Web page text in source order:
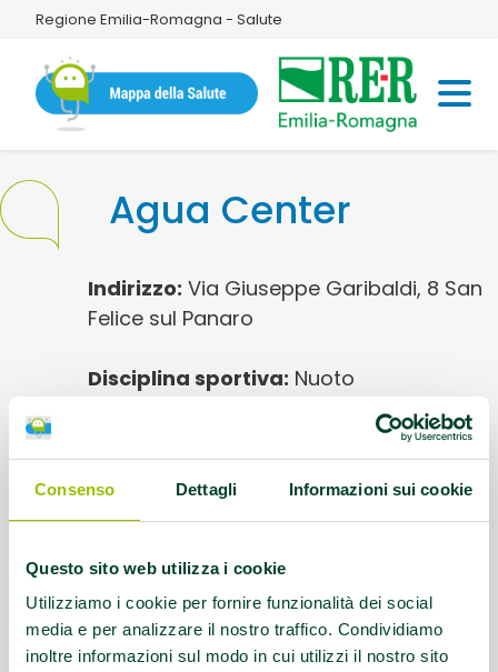
Consenso Dettagli Informazioni sui cookie
Questo sito web utilizza i cookie
Utilizziamo i cookie per fornire funzionalità dei social
media e per analizzare il nostro traffico. Condividiamo
inoltre informazioni sul modo in cui utilizzi il nostro sito
Regione Emilia-Romagna - Salute
Agua Center
Indirizzo: Via Giuseppe Garibaldi, 8 San
Felice sul Panaro
Disciplina sportiva: Nuoto
053584463 3400625027
info.agua@wesportmo.it
agua.centersf@gmail.com
Servizio rivolto a:Disabilità
Questo contenuto si trova inDisabilità e sport